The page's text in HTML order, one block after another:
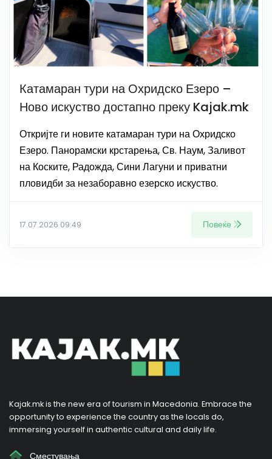
Катамаран тури на Охридско Езеро –
Ново искуство достапно преку Kajak.mk
Откријте ги новите катамаран тури на Охридско
Езеро. Панорамски крстарења, Св. Наум, Заливот
на Коските, Радожда, Сини Лагуни и приватни
пловидби за незаборавно езерско искуство.
17.07.2026 09:49 Повеќе
Kajak.mk is the new era of tourism in Macedonia. Embrace the
opportunity to experience the country as the locals do,
immersing yourself in authentic cultural and daily life.
Сместувања